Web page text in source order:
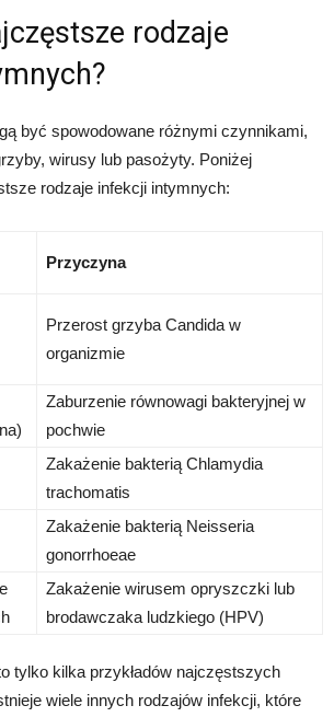
rodzaje
być spowodowane różnymi czynnikami,
wirusy lub pasożyty. Poniżej
rodzaje infekcji intymnych:
Przyczyna
Przerost grzyba Candida w
organizmie
Zaburzenie równowagi bakteryjnej w
pochwie
Zakażenie bakterią Chlamydia
trachomatis
Zakażenie bakterią Neisseria
gonorrhoeae
Zakażenie wirusem opryszczki lub
brodawczaka ludzkiego (HPV)
tylko kilka przykładów najczęstszych
wiele innych rodzajów infekcji, które